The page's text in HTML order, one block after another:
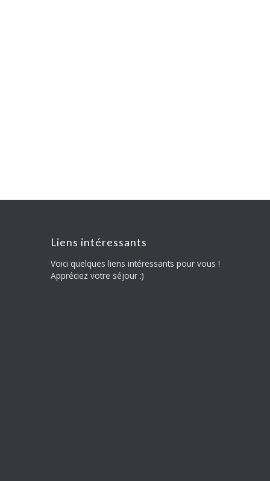
Liens intéressants
Voici quelques liens intéressants pour vous !
Appréciez votre séjour :)